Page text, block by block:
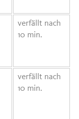
verfällt nach
10 min.
verfällt nach
10 min.